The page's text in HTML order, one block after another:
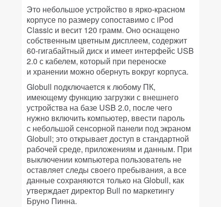
Это небольшое устройство в ярко-красном
корпусе по размеру сопоставимо с iPod
Classic и весит 120 грамм. Оно оснащено
собственным цветным дисплеем, содержит
60-гигабайтный диск и имеет интерфейс USB
2.0 с кабелем, который при переноске
и хранении можно обернуть вокруг корпуса.
Globull подключается к любому ПК,
имеющему функцию загрузки с внешнего
устройства на базе USB 2.0, после чего
нужно включить компьютер, ввести пароль
с небольшой сенсорной панели под экраном
Globull; это открывает доступ в стандартной
рабочей среде, приложениям и данным. При
выключении компьютера пользователь не
оставляет следы своего пребывания, а все
данные сохраняются только на Globull, как
утверждает директор Bull по маркетингу
Бруно Пинна.